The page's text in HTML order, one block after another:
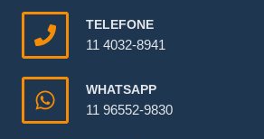
TELEFONE
11 4032-8941
WHATSAPP
11 96552-9830